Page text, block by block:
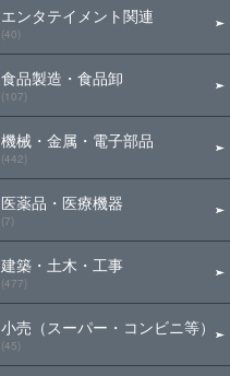
エンタテイメント関連
(40)
食品製造・食品卸
(107)
機械・金属・電子部品
(442)
医薬品・医療機器
(7)
建築・土木・工事
(477)
小売（スーパー・コンビニ等）
(45)